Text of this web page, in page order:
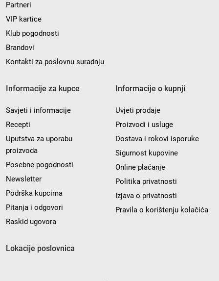
Partneri
VIP kartice
Klub pogodnosti
Brandovi
Kontakti za poslovnu suradnju
Informacije za kupce
Savjeti i informacije
Recepti
Uputstva za uporabu
proizvoda
Posebne pogodnosti
Newsletter
Podrška kupcima
Pitanja i odgovori
Raskid ugovora
Informacije o kupnji
Uvjeti prodaje
Proizvodi i usluge
Dostava i rokovi isporuke
Sigurnost kupovine
Online plaćanje
Politika privatnosti
Izjava o privatnosti
Pravila o korištenju kolačića
Lokacije poslovnica